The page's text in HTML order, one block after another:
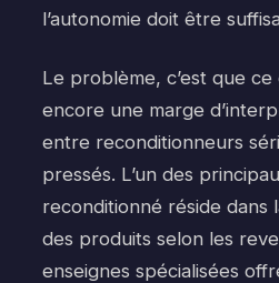
l’autonomie doit être
Le problème, c’est que ce
encore une marge
entre reconditionneurs
pressés. L’un des
reconditionné réside dans
des produits selon les
enseignes spécialisées